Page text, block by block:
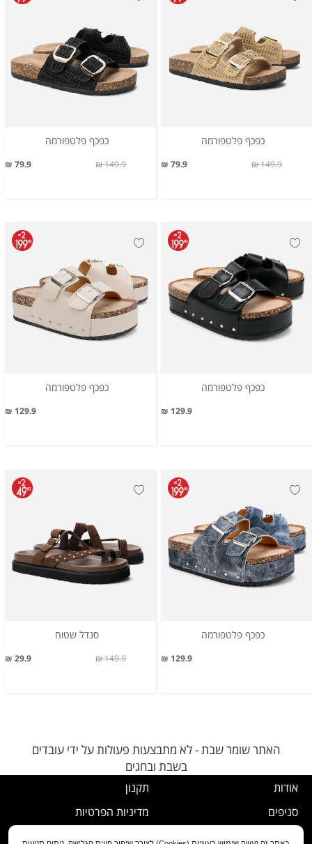
כפכף פלטפורמה
79.9 ₪ 149.9 ₪
כפכף פלטפורמה
79.9 ₪ 149.9 ₪
כפכף פלטפורמה
129.9 ₪
כפכף פלטפורמה
129.9 ₪
כפכף פלטפורמה
129.9 ₪
סנדל שטוח
29.9 ₪ 149.9 ₪
האתר שומר שבת - לא מתבצעות פעולות על ידי עובדים
בשבת ובחגים
אודות
סניפים
תקנון
מדיניות הפרטיות
נוהל ביטול עסקה